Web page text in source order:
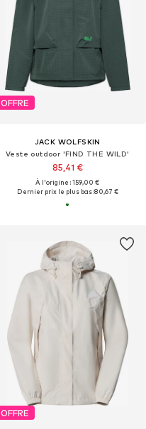
OFFRE
JACK WOLFSKIN
Veste outdoor 'FIND THE WILD'
85,41 €
À l'origine : 159,00 €
Dernier prix le plus bas :80,67 €
OFFRE